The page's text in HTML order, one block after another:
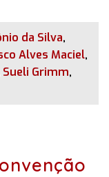
da Silva,
Alves Maciel,
Sueli Grimm,